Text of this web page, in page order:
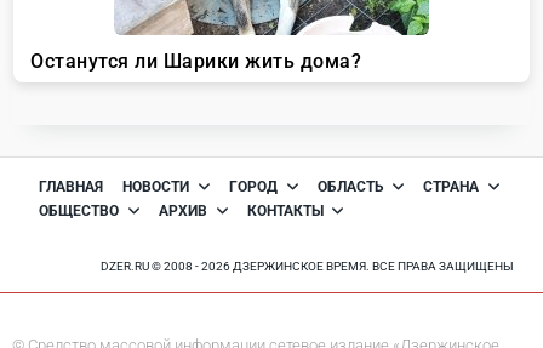
ГЛАВНАЯ НОВОСТИ ГОРОД ОБЛАСТЬ
СТРАНА
ОБЩЕСТВО
АРХИВ КОНТАКТЫ
DZER.RU © 2008 - 2026 ДЗЕРЖИНСКОЕ ВРЕМЯ. ВСЕ ПРАВА ЗАЩИЩЕНЫ